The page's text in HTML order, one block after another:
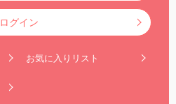
ログイン
お気に入りリスト